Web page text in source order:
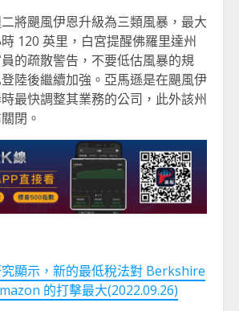
將颶風伊恩升級為三類風暴，最大
120 英里，白宮提醒佛羅里達州
的疏散警告，不要低估風暴的規
陸後繼續加強。亞馬遜是在颶風伊
最快調整其業務的公司，此外該州
閉。
究顯示，新的最低稅法對 Berkshire
的打擊最大(2022.09.26)